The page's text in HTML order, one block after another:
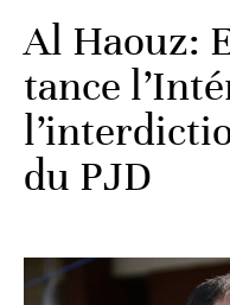
Al Haouz:
tance
du PJD